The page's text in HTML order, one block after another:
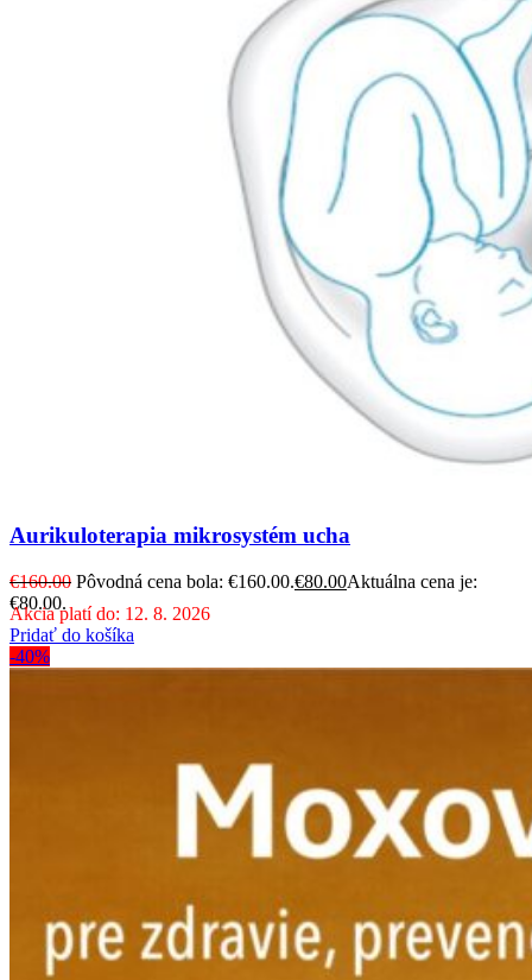
Aurikuloterapia mikrosystém ucha
€160.00 Pôvodná cena bola: €160.00.€80.00Aktuálna cena je:
€80.00.
Akcia platí do: 12. 8. 2026
Pridať do košíka
-40%